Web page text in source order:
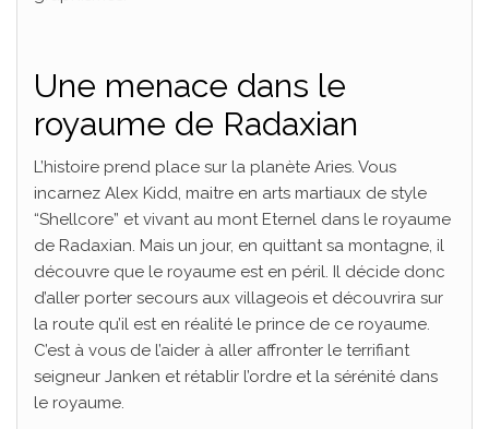
Une menace dans le
royaume de Radaxian
L’histoire prend place sur la planète Aries. Vous
incarnez Alex Kidd, maitre en arts martiaux de style
“Shellcore” et vivant au mont Eternel dans le royaume
de Radaxian. Mais un jour, en quittant sa montagne, il
découvre que le royaume est en péril. Il décide donc
d’aller porter secours aux villageois et découvrira sur
la route qu’il est en réalité le prince de ce royaume.
C’est à vous de l’aider à aller affronter le terrifiant
seigneur Janken et rétablir l’ordre et la sérénité dans
le royaume.